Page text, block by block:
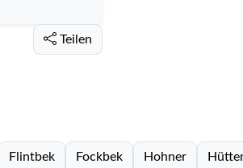
Teilen
Flintbek Fockbek
Hohner